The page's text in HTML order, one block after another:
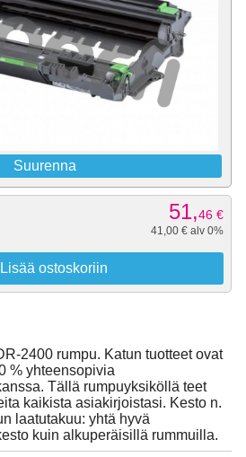
Suurenna
51,46 €
41,00 € alv 0%
Lisää ostoskoriin
2400 rumpu. Katun tuotteet ovat
% yhteensopivia
Tällä rumpuyksiköllä teet
kaikista asiakirjoistasi. Kesto n.
laatutakuu: yhtä hyvä
kuin alkuperäisillä rummuilla.